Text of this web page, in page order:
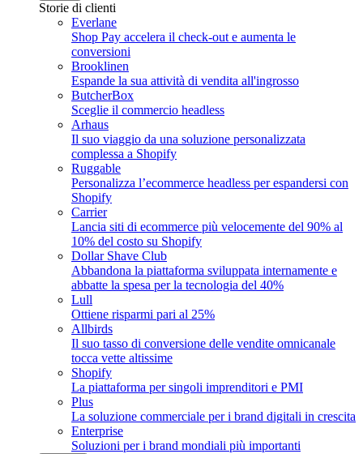
Storie di clienti
Everlane
Shop Pay accelera il check-out e aumenta le
conversioni
Brooklinen
Espande la sua attività di vendita all'ingrosso
ButcherBox
Sceglie il commercio headless
Arhaus
Il suo viaggio da una soluzione personalizzata
complessa a Shopify
Ruggable
Personalizza l’ecommerce headless per espandersi con
Shopify
Carrier
Lancia siti di ecommerce più velocemente del 90% al
10% del costo su Shopify
Dollar Shave Club
Abbandona la piattaforma sviluppata internamente e
abbatte la spesa per la tecnologia del 40%
Lull
Ottiene risparmi pari al 25%
Allbirds
Il suo tasso di conversione delle vendite omnicanale
tocca vette altissime
Shopify
La piattaforma per singoli imprenditori e PMI
Plus
La soluzione commerciale per i brand digitali in crescita
Enterprise
Soluzioni per i brand mondiali più importanti